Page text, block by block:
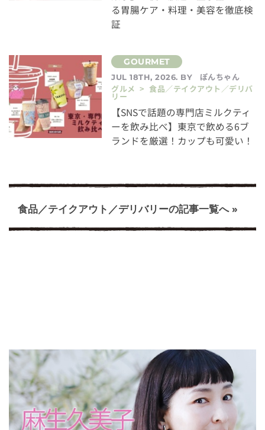
る胃腸ケア・料理・美容を徹底検
証
JUL 18TH, 2026. BY
ぽんちゃん
グルメ > 食品／テイクアウト／デリバ
リー
【SNSで話題の専門店ミルクティ
ーを飲み比べ】東京で飲める6ブ
ランドを厳選！カップも可愛い！
食品／テイクアウト／デリバリーの記事一覧へ »